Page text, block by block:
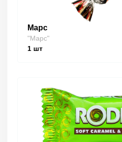
Марс
"Марс"
1 шт